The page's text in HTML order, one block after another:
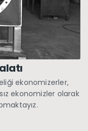
ekonomizerler,
ekonomizler olarak